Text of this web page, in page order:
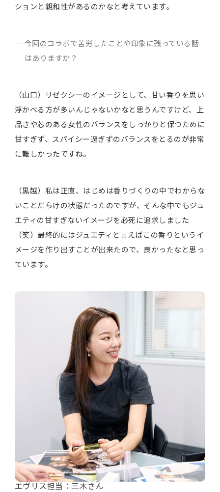
ションと親和性があるのかなと考えています。
今回のコラボで苦労したことや印象に残っている話
はありますか？
（山口）リゼクシーのイメージとして、甘い香りを思い
浮かべる方が多いんじゃないかなと思うんですけど、上
品さや芯のある女性のバランスをしっかりと保つために
甘すぎず、スパイシー過ぎずのバランスをとるのが非常
に難しかったですね。
（黒越）私は正直、はじめは香りづくりの中でわからな
いことだらけの状態だったのですが、そんな中でもジュ
エティの甘すぎないイメージを必死に追求しました
（笑）最終的にはジュエティと言えばこの香りというイ
メージを作り出すことが出来たので、良かったなと思っ
ています。
エヴリス担当：三木さん